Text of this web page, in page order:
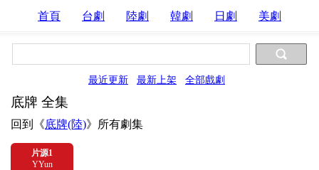
首頁 台劇 陸劇 韓劇 日劇 美劇
最近更新 最新上架 全部戲劇
底牌 全集
回到《底牌(陸)》所有劇集
片源1
YYun